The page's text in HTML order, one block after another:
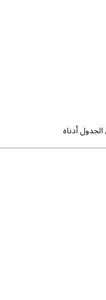
أدناه